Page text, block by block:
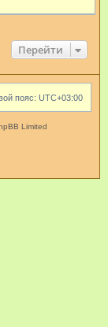
Перейти
пояс: UTC+03:00
Limited